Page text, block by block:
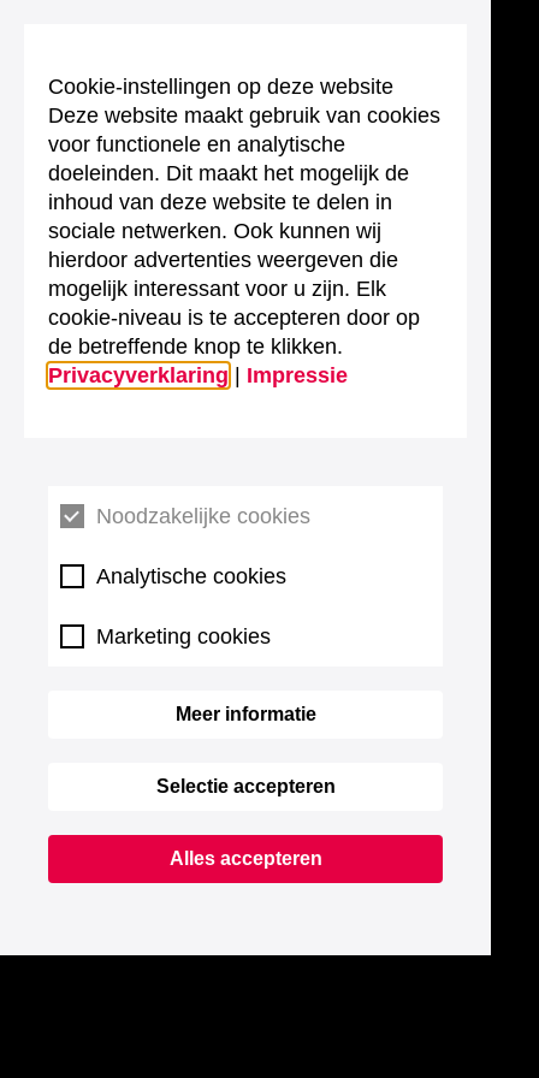
Cookie-instellingen op deze website
Deze website maakt gebruik van cookies
voor functionele en analytische
doeleinden. Dit maakt het mogelijk de
inhoud van deze website te delen in
sociale netwerken. Ook kunnen wij
hierdoor advertenties weergeven die
mogelijk interessant voor u zijn. Elk
cookie-niveau is te accepteren door op
de betreffende knop te klikken.
Privacyverklaring
Impressie
Noodzakelijke cookies
Analytische cookies
Marketing cookies
Meer informatie
Selectie accepteren
Alles accepteren